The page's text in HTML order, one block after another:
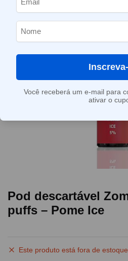
Pod descartável
puffs – Pome Ice
Este produto está fora de
Você receberá um e-mail para
ativar o